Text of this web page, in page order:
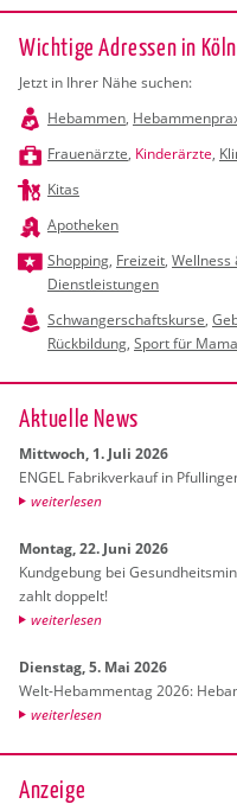
Wichtige Adressen in Köln
Jetzt in Ihrer Nähe suchen:
Hebammen,
Frauenärzte, Kinderärzte,
Kitas
Apotheken
Shopping, Freizeit, Wellness
Dienstleistungen
Schwangerschaftskurse,
Rückbildung, Sport für
Ak­tu­el­le News
Mitt­woch, 1. Juli 2026
ENGEL Fa­brik­ver­kauf in
wei­ter­le­sen
Mon­tag, 22. Juni 2026
Kund­ge­bung bei
zahlt dop­pelt!
wei­ter­le­sen
Diens­tag, 5. Mai 2026
Welt-Heb­am­men­tag 2026:
wei­ter­le­sen
Anzeige